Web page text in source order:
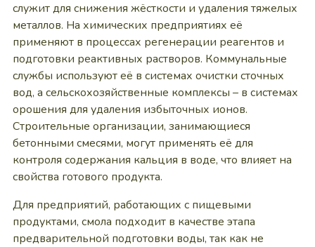
служит для снижения жёсткости и удаления тяжелых
металлов. На химических предприятиях её
применяют в процессах регенерации реагентов и
подготовки реактивных растворов. Коммунальные
службы используют её в системах очистки сточных
вод, а сельскохозяйственные комплексы – в системах
орошения для удаления избыточных ионов.
Строительные организации, занимающиеся
бетонными смесями, могут применять её для
контроля содержания кальция в воде, что влияет на
свойства готового продукта.
Для предприятий, работающих с пищевыми
продуктами, смола подходит в качестве этапа
предварительной подготовки воды, так как не